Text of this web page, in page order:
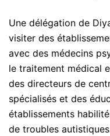
Une délégation de
visiter des
avec des médecins
le traitement médical
des directeurs de
spécialisés et des
établissements
de troubles